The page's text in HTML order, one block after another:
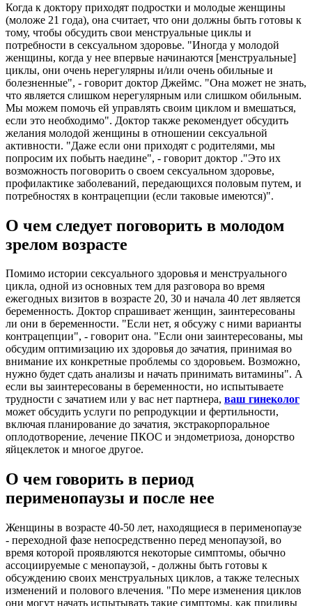
Когда к доктору приходят подростки и молодые женщины
(моложе 21 года), она считает, что они должны быть готовы к
тому, чтобы обсудить свои менструальные циклы и
потребности в сексуальном здоровье. "Иногда у молодой
женщины, когда у нее впервые начинаются [менструальные]
циклы, они очень нерегулярны и/или очень обильные и
болезненные", - говорит доктор Джеймс. "Она может не знать,
что является слишком нерегулярным или слишком обильным.
Мы можем помочь ей управлять своим циклом и вмешаться,
если это необходимо". Доктор также рекомендует обсудить
желания молодой женщины в отношении сексуальной
активности. "Даже если они приходят с родителями, мы
попросим их побыть наедине", - говорит доктор ."Это их
возможность поговорить о своем сексуальном здоровье,
профилактике заболеваний, передающихся половым путем, и
потребностях в контрацепции (если таковые имеются)".
О чем следует поговорить в молодом
зрелом возрасте
Помимо истории сексуального здоровья и менструального
цикла, одной из основных тем для разговора во время
ежегодных визитов в возрасте 20, 30 и начала 40 лет является
беременность. Доктор спрашивает женщин, заинтересованы
ли они в беременности. "Если нет, я обсужу с ними варианты
контрацепции", - говорит она. "Если они заинтересованы, мы
обсудим оптимизацию их здоровья до зачатия, принимая во
внимание их конкретные проблемы со здоровьем. Возможно,
нужно будет сдать анализы и начать принимать витамины". А
если вы заинтересованы в беременности, но испытываете
трудности с зачатием или у вас нет партнера, ваш гинеколог
может обсудить услуги по репродукции и фертильности,
включая планирование до зачатия, экстракорпоральное
оплодотворение, лечение ПКОС и эндометриоза, донорство
яйцеклеток и многое другое.
О чем говорить в период
перименопаузы и после нее
Женщины в возрасте 40-50 лет, находящиеся в перименопаузе
- переходной фазе непосредственно перед менопаузой, во
время которой проявляются некоторые симптомы, обычно
ассоциируемые с менопаузой, - должны быть готовы к
обсуждению своих менструальных циклов, а также телесных
изменений и полового влечения. "По мере изменения циклов
они могут начать испытывать такие симптомы, как приливы